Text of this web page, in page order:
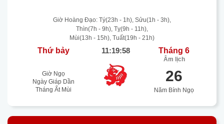
Giờ Hoàng Đạo: Tý(23h - 1h), Sửu(1h - 3h),
Thìn(7h - 9h), Tỵ(9h - 11h),
Mùi(13h - 15h), Tuất(19h - 21h)
Thứ bảy 11:19:58 Tháng 6
Âm lịch
Giờ Ngọ
Ngày Giáp Dần
Tháng Ất Mùi
26
Năm Bính Ngọ